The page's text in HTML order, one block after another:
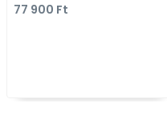
77 900 Ft